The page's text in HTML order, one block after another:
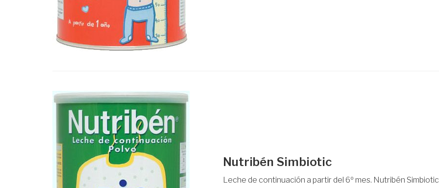
Nutribén Simbiotic
Leche de continuación a partir del 6º mes. Nutribén Simbiotic